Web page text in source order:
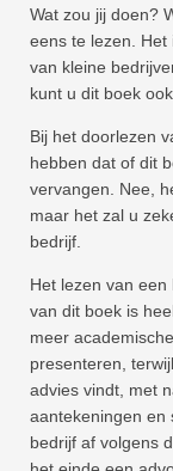
Wat zou jij doen?
eens te lezen.
van kleine
kunt u dit boek
Bij het doorlezen
hebben dat of dit
vervangen. Nee,
maar het zal u
bedrijf.
Het lezen van
van dit boek is
meer
presenteren,
advies vindt, met
aantekeningen en
bedrijf af volgens